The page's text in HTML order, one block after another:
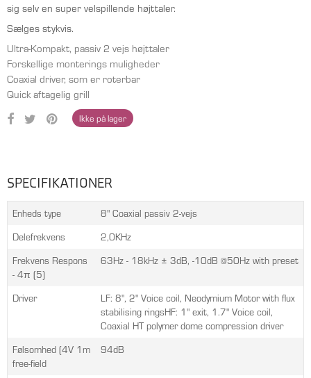
sig selv en super velspillende højttaler.
Sælges stykvis.
Ultra-Kompakt, passiv 2 vejs højttaler
Forskellige monterings muligheder
Coaxial driver, som er roterbar
Quick aftagelig grill
Ikke på lager
SPECIFIKATIONER
Enheds type
8" Coaxial passiv 2-vejs
Delefrekvens
2,0KHz
Frekvens Respons
- 4π (5)
63Hz - 18kHz ± 3dB, -10dB @50Hz with preset
Driver
LF: 8", 2" Voice coil, Neodymium Motor with flux
stabilising ringsHF: 1" exit, 1.7" Voice coil,
Coaxial HT polymer dome compression driver
Følsomhed (4V 1m
free-field
94dB